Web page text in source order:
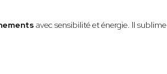
avec sensibilité et énergie. Il sublime